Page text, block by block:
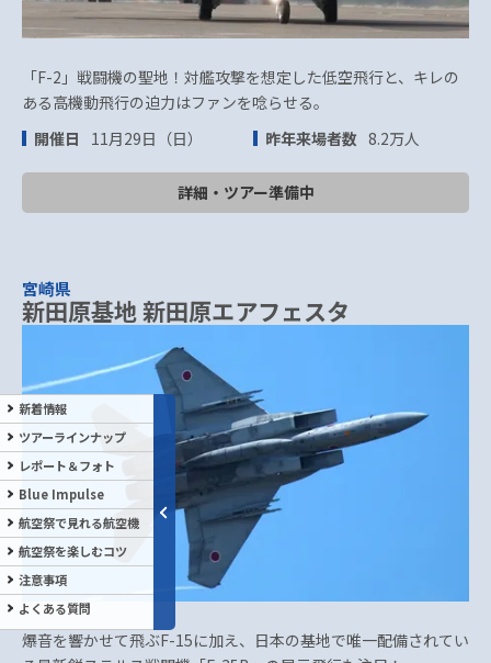
新着情報
ツアーラインナップ
レポート＆フォト
Blue Impulse
航空祭で見れる航空機
航空祭を楽しむコツ
注意事項
よくある質問
「F-2」戦闘機の聖地！対艦攻撃を想定した低空飛行と、キレの
ある高機動飛行の迫力はファンを唸らせる。
開催日
11月29日（日） 昨年来場者数 8.2万人
詳細・ツアー準備中
宮崎県
新田原基地 新田原エアフェスタ
爆音を響かせて飛ぶF-15に加え、日本の基地で唯一配備されてい